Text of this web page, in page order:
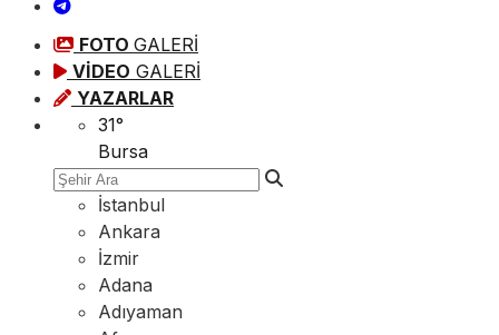
FOTO GALERİ
VİDEO GALERİ
YAZARLAR
31°
Bursa
İstanbul
Ankara
İzmir
Adana
Adıyaman